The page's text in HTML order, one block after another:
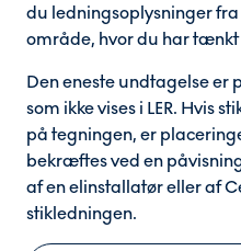
du ledningsoplysninger
område, hvor du har
Den eneste undtagelse er
som ikke vises i LER. Hvis
på tegningen, er
bekræftes ved en
af en elinstallatør eller af
stikledningen.